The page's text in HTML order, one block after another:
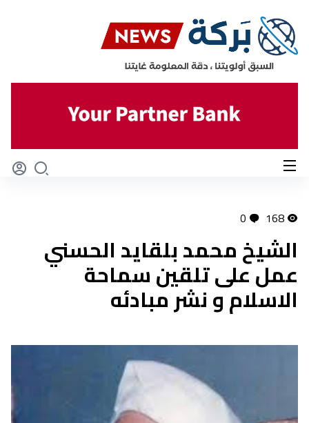
168
0
الشيخ محمد بلقايد الحسني
عمل على تلقين سماحة
الاسلام و نشر مبادئه